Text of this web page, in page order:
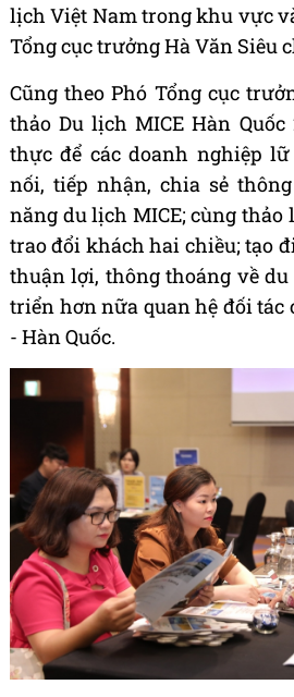
lịch Việt Nam trong khu vực
Tổng cục trưởng Hà Văn Siêu
Cũng theo Phó Tổng cục
thảo Du lịch MICE Hàn
thực để các doanh nghiệp
nối, tiếp nhận, chia sẻ
năng du lịch MICE; cùng thảo
trao đổi khách hai chiều; tạo
thuận lợi, thông thoáng về
triển hơn nữa quan hệ đối tác
- Hàn Quốc.